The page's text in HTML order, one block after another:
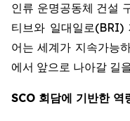
인류 운명공동체 건설
티브와 일대일로(BRI)
어는 세계가 지속가능
에서 앞으로 나아갈 길
SCO 회담에 기반한 역